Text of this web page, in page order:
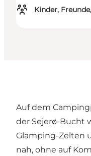
Kinder,
Auf dem
der Sejerø-Bucht
Glamping-Zelten
nah, ohne auf